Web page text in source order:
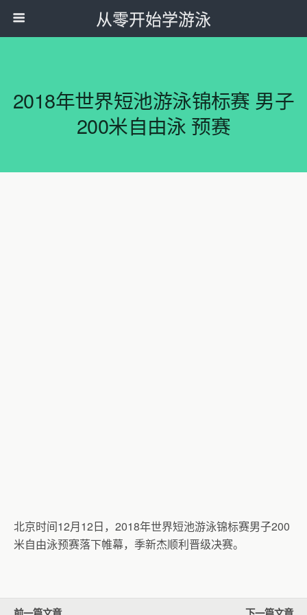
从零开始学游泳
2018年世界短池游泳锦标赛 男子
200米自由泳 预赛
北京时间12月12日，2018年世界短池游泳锦标赛男子200
米自由泳预赛落下帷幕，季新杰顺利晋级决赛。